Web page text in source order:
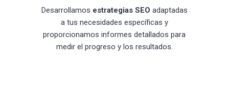
Desarrollamos estrategias SEO adaptadas
a tus necesidades específicas y
proporcionamos informes detallados para
medir el progreso y los resultados.